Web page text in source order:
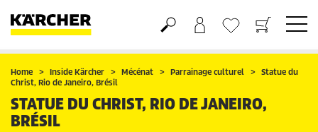
Panier
Mes Favoris
Home Inside Kärcher Mécénat Parrainage culturel
Statue du
Christ, Rio de Janeiro, Brésil
STATUE DU CHRIST, RIO DE JANEIRO,
BRÉSIL